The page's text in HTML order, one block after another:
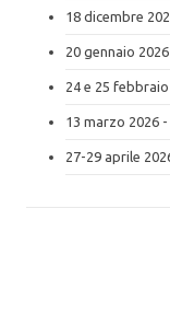
18 dicembre
20 gennaio
24 e 25
13 marzo 2026
27-29 aprile